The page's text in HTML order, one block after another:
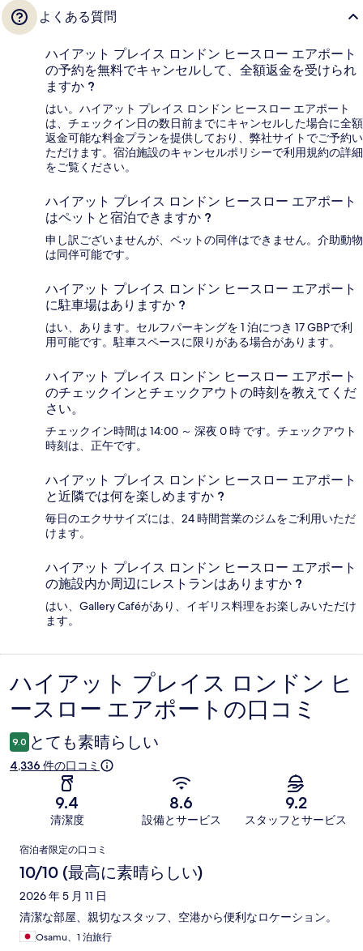
よくある質問
ハイアット プレイス ロンドン ヒースロー エアポート
の予約を無料でキャンセルして、全額返金を受けられ
ますか ?
はい。ハイアット プレイス ロンドン ヒースロー エアポート
は、チェックイン日の数日前までにキャンセルした場合に全額
返金可能な料金プランを提供しており、弊社サイトでご予約い
ただけます。宿泊施設のキャンセルポリシーで利用規約の詳細
をご覧ください。
ハイアット プレイス ロンドン ヒースロー エアポート
はペットと宿泊できますか ?
申し訳ございませんが、ペットの同伴はできません。介助動物
は同伴可能です。
ハイアット プレイス ロンドン ヒースロー エアポート
に駐車場はありますか ?
はい、あります。セルフパーキングを 1 泊につき 17 GBPで利
用可能です。駐車スペースに限りがある場合があります。
ハイアット プレイス ロンドン ヒースロー エアポート
のチェックインとチェックアウトの時刻を教えてくだ
さい。
チェックイン時間は 14:00 ～ 深夜 0 時 です。チェックアウト
時刻は、正午です。
ハイアット プレイス ロンドン ヒースロー エアポート
と近隣では何を楽しめますか ?
毎日のエクササイズには、24 時間営業のジムをご利用いただ
けます。
ハイアット プレイス ロンドン ヒースロー エアポート
の施設内か周辺にレストランはありますか ?
はい、Gallery Caféがあり、イギリス料理をお楽しみいただけ
ます。
口
コ
ミ
ハイアット プレイス ロンドン ヒ
ースロー エアポートの口コミ
9.0 とても素晴らしい
4,336 件の口コミ
9.4
清潔度
8.6
設備とサービス
9.2
スタッフとサービス
口
コ
ミ
宿泊者限定の口コミ
10/10 (最高に素晴らしい)
2026 年 5 月 11 日
清潔な部屋、親切なスタッフ、空港から便利なロケーション。
Osamu、1 泊旅行